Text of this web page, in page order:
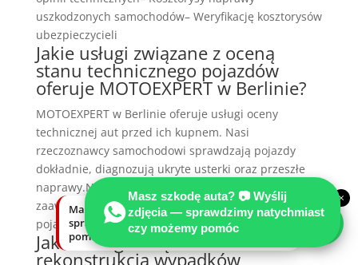
uszkodzonych samochodów– Weryfikację kosztorysów
ubezpieczycieli
Jakie usługi związane z oceną
stanu technicznego pojazdów
oferuje MOTOEXPERT w Berlinie?
MOTOEXPERT w Berlinie oferuje usługi oceny
technicznej aut przed ich kupnem. Nasi
rzeczoznawcy samochodowi sprawdzają pojazdy
dokładnie, diagnozują ukryte usterki oraz przeszłe
naprawy.Nasza firma specjalizuje się w diagnostyce
zaawansowanych uszkodzeń i ocenie wartości
pojazdów po wypadkach.
Jakie usługi związane z
rekonstrukcją wypadków
Masz szkodę auta? 📷 Wyślij
zdjęcia — sprawdzimy natychmiast
czy możemy pomóc
×
Masz szkodę auta? Wyślij zdjęcia —
sprawdzimy natychmiast, czy możemy
pomóc.